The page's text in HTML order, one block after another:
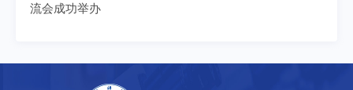
流会成功举办